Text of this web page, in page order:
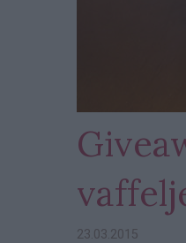
23.03.2015